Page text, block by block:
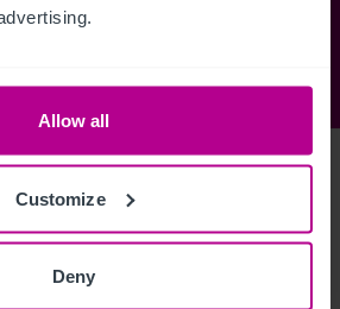
Allow all
Customize
Deny
view full details